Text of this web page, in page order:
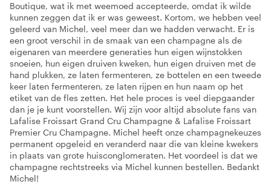
Boutique, wat ik met weemoed accepteerde, omdat ik wilde
kunnen zeggen dat ik er was geweest. Kortom, we hebben veel
geleerd van Michel, veel meer dan we hadden verwacht. Er is
een groot verschil in de smaak van een champagne als de
eigenaren van meerdere generaties hun eigen wijnstokken
snoeien, hun eigen druiven kweken, hun eigen druiven met de
hand plukken, ze laten fermenteren, ze bottelen en een tweede
keer laten fermenteren, ze laten rijpen en hun naam op het
etiket van de fles zetten. Het hele proces is veel diepgaander
dan je je kunt voorstellen. Wij zijn voor altijd absolute fans van
Lafalise Froissart Grand Cru Champagne & Lafalise Froissart
Premier Cru Champagne. Michel heeft onze champagnekeuzes
permanent opgeleid en veranderd naar die van kleine kwekers
in plaats van grote huisconglomeraten. Het voordeel is dat we
champagne rechtstreeks via Michel kunnen bestellen. Bedankt
Michel!